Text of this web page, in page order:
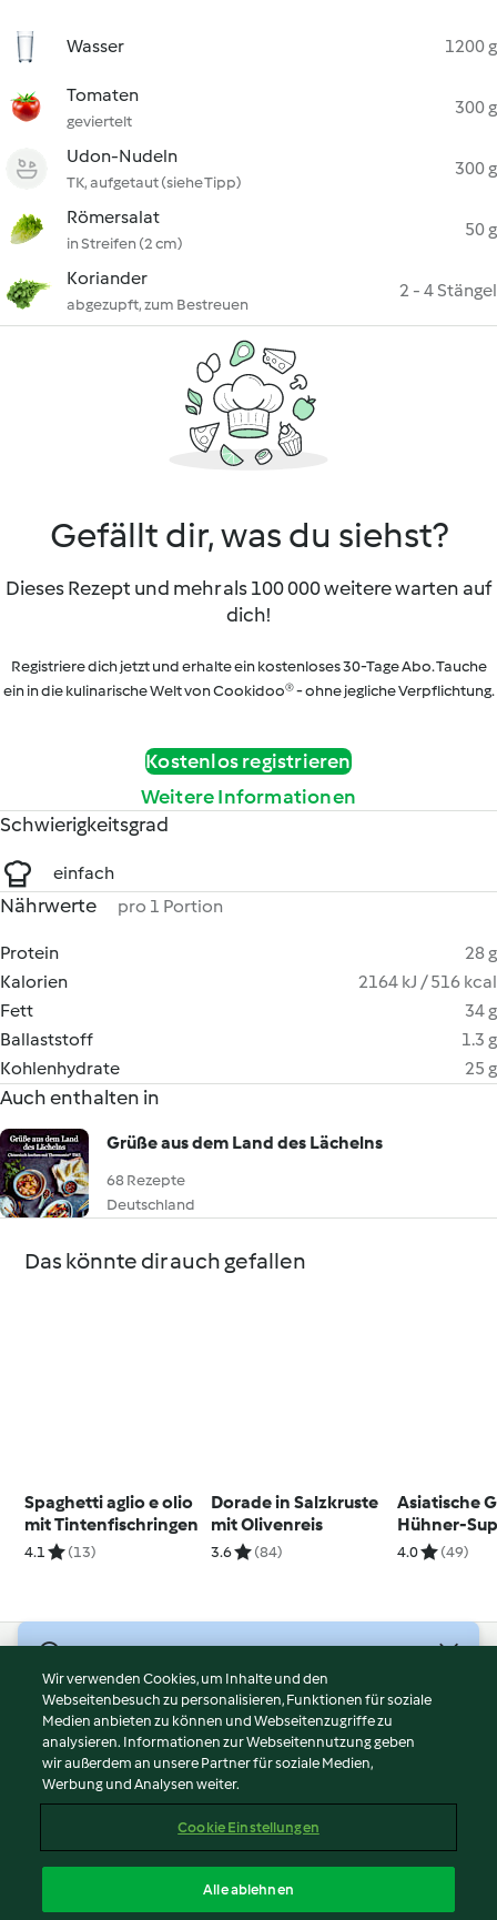
Wasser 1200 g
Tomaten
geviertelt
300 g
Udon-Nudeln
TK, aufgetaut (siehe Tipp)
300 g
Römersalat
in Streifen (2 cm)
50 g
Koriander
abgezupft, zum Bestreuen
2 - 4 Stängel
Gefällt dir, was du siehst?
Dieses Rezept und mehr als 100 000 weitere warten auf
dich!
Registriere dich jetzt und erhalte ein kostenloses 30-Tage Abo. Tauche
ein in die kulinarische Welt von Cookidoo® - ohne jegliche Verpflichtung.
Kostenlos registrieren
Weitere Informationen
Schwierigkeitsgrad
einfach
Nährwerte pro 1 Portion
Protein
28 g
Kalorien
2164 kJ / 516 kcal
Fett
34 g
Ballaststoff
1.3 g
Kohlenhydrate
25 g
Auch enthalten in
Grüße aus dem Land des Lächelns
68 Rezepte
Deutschland
Das könnte dir auch gefallen
Spaghetti aglio e olio
mit Tintenfischringen
4.1 (13)
Dorade in Salzkruste
mit Olivenreis
3.6 (84)
Asiatische
Hühner-
4.0 (49)
Nutzungsbedingungen
Datenschutzrichtlinien
Disclaimer
Impressum
Inhalt melden
Erklärung zur Barrierefreiheit
Wir verwenden Cookies, um Inhalte und den
Webseitenbesuch zu personalisieren, Funktionen für soziale
Medien anbieten zu können und Webseitenzugriffe zu
analysieren. Informationen zur Webseitennutzung geben
wir außerdem an unsere Partner für soziale Medien,
Werbung und Analysen weiter.
Cookie Einstellungen
Alle ablehnen